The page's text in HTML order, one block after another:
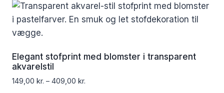
Elegant stofprint med blomster i transparent
akvarelstil
149,00 kr. – 409,00 kr.